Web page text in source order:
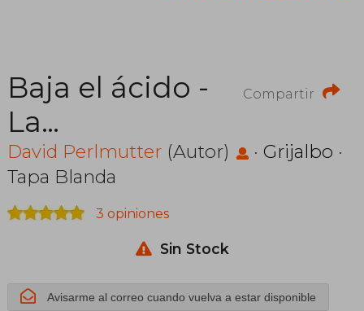
Compartir
Baja el ácido -
La
sorprendente
nueva ciencia
del ácido
úrico la clave
para perder
David Perlmutter (Autor) · Grijalbo ·
Tapa Blanda
3 opiniones
Sin Stock
Avisarme al correo cuando vuelva a estar disponible